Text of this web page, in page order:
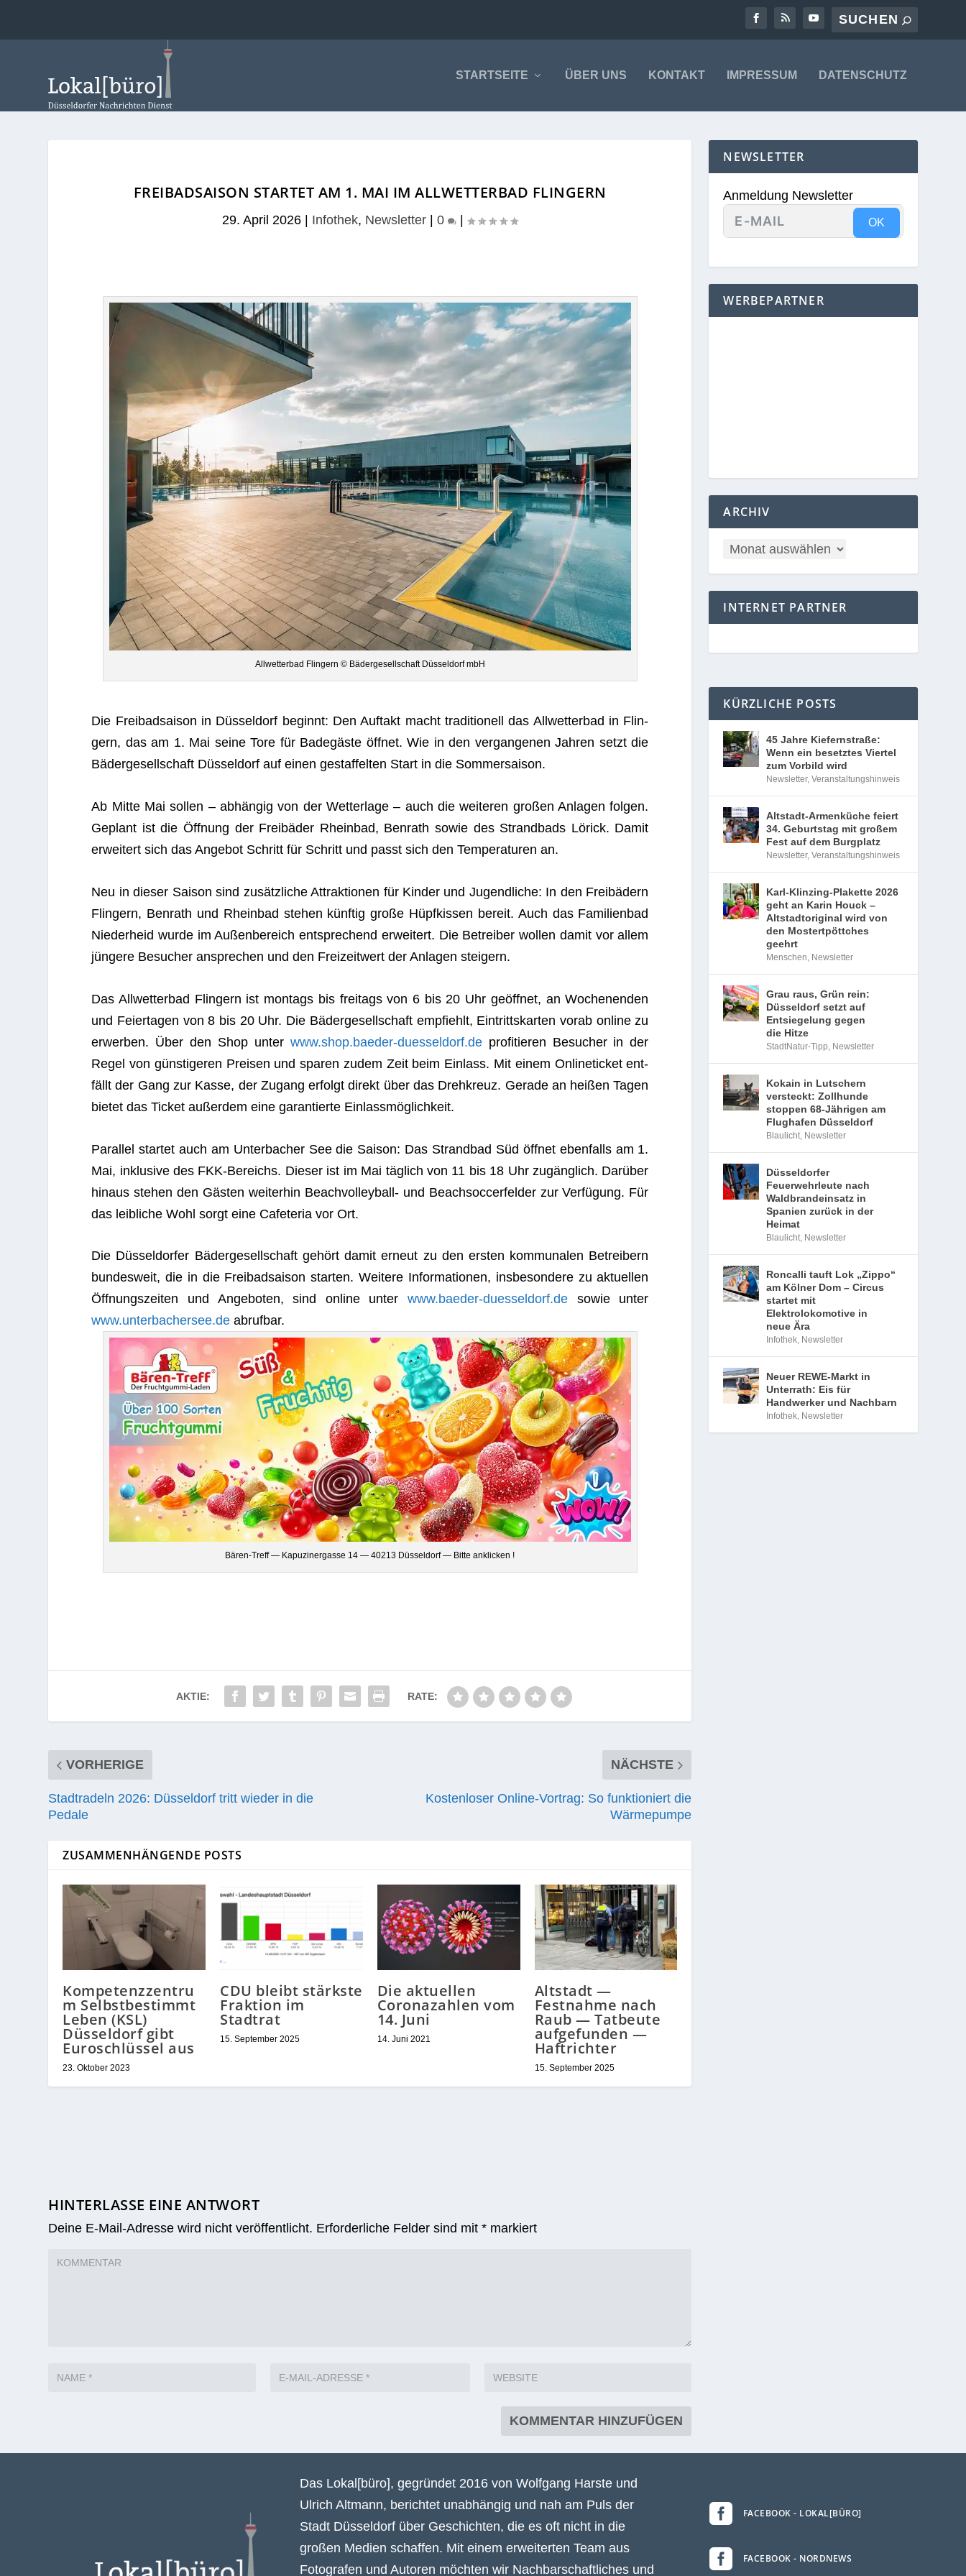
STARTSEITE ÜBER UNS KONTAKT IMPRESSUM DATENSCHUTZ
FREIBADSAISON STARTET AM 1. MAI IM ALLWETTERBAD FLINGERN
29. April 2026 Infothek, Newsletter |0 |
All­wet­ter­bad Flin­gern © Bäder­ge­sell­schaft Düs­sel­dorf mbH
Die Frei­bad­sai­son in Düs­sel­dorf beginnt: Den Auf­takt macht tra­di­tio­nell das All­wet­ter­bad in Flin­
gern, das am 1. Mai seine Tore für Bade­gäste öff­net. Wie in den ver­gan­ge­nen Jah­ren setzt die
Bäder­ge­sell­schaft Düs­sel­dorf auf einen gestaf­fel­ten Start in die Sommersaison.
Ab Mitte Mai sol­len – abhän­gig von der Wet­ter­lage – auch die wei­te­ren gro­ßen Anla­gen fol­gen.
Geplant ist die Öff­nung der Frei­bä­der Rhein­bad, Ben­rath sowie des Strand­bads Lörick. Damit
erwei­tert sich das Ange­bot Schritt für Schritt und passt sich den Tem­pe­ra­tu­ren an.
Neu in die­ser Sai­son sind zusätz­li­che Attrak­tio­nen für Kin­der und Jugend­li­che: In den Frei­bä­dern
Flin­gern, Ben­rath und Rhein­bad ste­hen künf­tig große Hüpf­kis­sen bereit. Auch das Fami­li­en­bad
Nie­der­heid wurde im Außen­be­reich ent­spre­chend erwei­tert. Die Betrei­ber wol­len damit vor allem
jün­gere Besu­cher anspre­chen und den Frei­zeit­wert der Anla­gen steigern.
Das All­wet­ter­bad Flin­gern ist mon­tags bis frei­tags von 6 bis 20 Uhr geöff­net, an Wochen­en­den
und Fei­er­ta­gen von 8 bis 20 Uhr. Die Bäder­ge­sell­schaft emp­fiehlt, Ein­tritts­kar­ten vorab online zu
erwer­ben. Über den Shop unter www.shop.baeder-duesseldorf.depro­fi­tie­ren Besu­cher in der
Regel von güns­ti­ge­ren Prei­sen und spa­ren zudem Zeit beim Ein­lass. Mit einem Online­ti­cket ent­
fällt der Gang zur Kasse, der Zugang erfolgt direkt über das Dreh­kreuz. Gerade an hei­ßen Tagen
bie­tet das Ticket außer­dem eine garan­tierte Einlassmöglichkeit.
Par­al­lel star­tet auch am Unter­ba­cher See die Sai­son: Das Strand­bad Süd öff­net eben­falls am 1.
Mai, inklu­sive des FKK-Bereichs. Die­ser ist im Mai täg­lich von 11 bis 18 Uhr zugäng­lich. Dar­über
hin­aus ste­hen den Gäs­ten wei­ter­hin Beach­vol­ley­ball- und Beach­soc­cer­fel­der zur Ver­fü­gung. Für
das leib­li­che Wohl sorgt eine Cafe­te­ria vor Ort.
Die Düs­sel­dor­fer Bäder­ge­sell­schaft gehört damit erneut zu den ers­ten kom­mu­na­len Betrei­bern
bun­des­weit, die in die Frei­bad­sai­son star­ten. Wei­tere Infor­ma­tio­nen, ins­be­son­dere zu aktu­el­len
Öff­nungs­zei­ten und Ange­bo­ten, sind online unterwww.baeder-duesseldorf.de sowie unter
www.unterbachersee.de abrufbar.
Bären-Treff — Kapu­zi­ner­gasse 14 — 40213 Düs­sel­dorf — Bitte anklicken !
AKTIE: RATE:
VORHERIGE
Stadtradeln 2026: Düsseldorf tritt wieder in die
Pedale
NÄCHSTE
Kostenloser Online-Vortrag: So funktioniert die
Wärmepumpe
ZUSAMMENHÄNGENDE POSTS
Kompetenzzentru
m Selbstbestimmt
Leben (KSL)
Düsseldorf gibt
Euroschlüssel aus
23. Oktober 2023
CDU bleibt stärkste
Fraktion im
Stadtrat
15. September 2025
Die aktuellen
Coronazahlen vom
14. Juni
14. Juni 2021
Altstadt —
Festnahme nach
Raub — Tatbeute
aufgefunden —
Haftrichter
15. September 2025
HINTERLASSE EINE ANTWORT
Deine E-Mail-Adresse wird nicht veröffentlicht. Erforderliche Felder sind mit* markiert
NEWSLETTER
Anmeldung Newsletter
OK
WERBEPARTNER
ARCHIV
INTERNET PARTNER
KÜRZLICHE POSTS
45 Jahre Kiefernstraße:
Wenn ein besetztes Viertel
zum Vorbild wird
Newsletter,Veranstaltungshinweis
Altstadt-Armenküche feiert
34. Geburtstag mit großem
Fest auf dem Burgplatz
Newsletter,Veranstaltungshinweis
Karl-Klinzing-Plakette 2026
geht an Karin Houck –
Altstadtoriginal wird von
den Mostertpöttches
geehrt
Menschen, Newsletter
Grau raus, Grün rein:
Düsseldorf setzt auf
Entsiegelung gegen
die Hitze
StadtNatur-Tipp, Newsletter
Kokain in Lutschern
versteckt: Zollhunde
stoppen 68-Jährigen am
Flughafen Düsseldorf
Blaulicht, Newsletter
Düsseldorfer
Feuerwehrleute nach
Waldbrandeinsatz in
Spanien zurück in der
Heimat
Blaulicht, Newsletter
Roncalli tauft Lok „Zippo“
am Kölner Dom – Circus
startet mit
Elektrolokomotive in
neue Ära
Infothek, Newsletter
Neuer REWE-Markt in
Unterrath: Eis für
Handwerker und Nachbarn
Infothek, Newsletter
Das Lokal[büro], gegründet 2016 von Wolfgang Harste und
Ulrich Altmann, berichtet unabhängig und nah am Puls der
Stadt Düsseldorf über Geschichten, die es oft nicht in die
großen Medien schaffen. Mit einem erweiterten Team aus
Fotografen und Autoren möchten wir Nachbarschaftliches und
 FACEBOOK - LOKAL[BÜRO]
 FACEBOOK - NORDNEWS